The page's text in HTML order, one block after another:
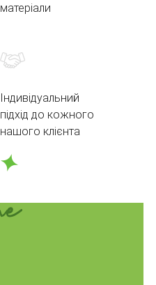
матеріали
Індивідуальний
підхід до кожного
нашого клієнта